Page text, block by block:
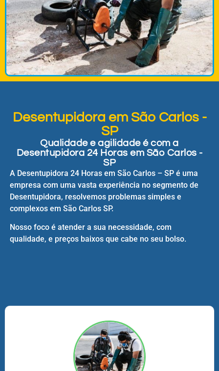
Desentupidora em São Carlos -
SP
Qualidade e agilidade é com a
Desentupidora 24 Horas em São Carlos -
SP
A Desentupidora 24 Horas em São Carlos – SP é uma
empresa com uma vasta experiência no segmento de
Desentupidora, resolvemos problemas simples e
complexos em São Carlos SP.
Nosso foco é atender a sua necessidade, com
qualidade, e preços baixos que cabe no seu bolso.